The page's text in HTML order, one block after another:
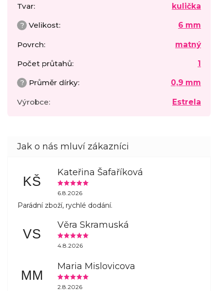
Tvar: kulička
? Velikost: 6 mm
Povrch: matný
Počet průtahů: 1
? Průměr dírky: 0,9 mm
Výrobce: Estrela
KŠ
Kateřina Šafaříková
6.8.2026
Parádní zboží, rychlé dodání.
VS
Věra Skramuská
4.8.2026
MM
Maria Mislovicova
2.8.2026